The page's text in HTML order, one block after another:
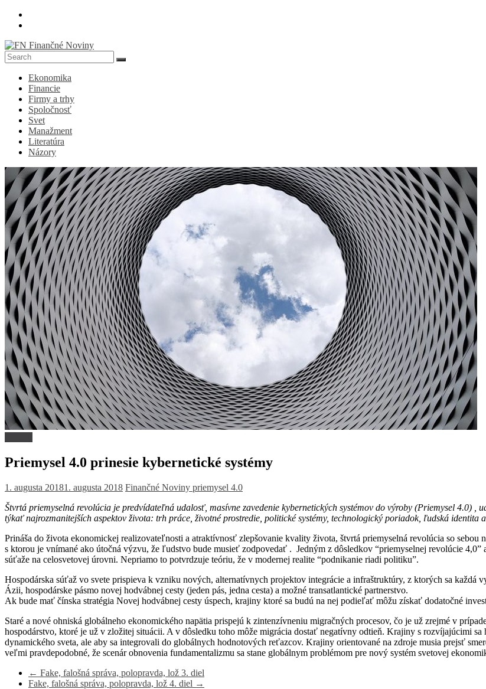
Skip
FN
Finančné
Noviny
Denník
ekonomike
spoločnosti
Ekonomika
Financie
Firmy a trhy
Spoločnosť
Svet
Manažment
Literatúra
Názory
Priemysel 4.0 prinesie kybernetické systémy
1. augusta 20181. augusta 2018 Finančné Noviny priemysel 4.0
Štvrtá priemyselná revolúcia je predvídateľná udalosť, masívne zavedenie kybernetických systémov do výroby (Priemysel 4.0)
týkať najrozmanitejších aspektov života: trh práce, životné prostredie, politické systémy, technologický poriadok, ľudská identita
Prináša do života ekonomickej realizovateľnosti a atraktívnosť zlepšovanie kvality života, štvrtá priemyselná revolúcia so sebou
s ktorou je vnímané ako útočná výzvu, že ľudstvo bude musieť zodpovedať . Jedným z dôsledkov “priemyselnej revolúcie 4,0”
súťaže na celosvetovej úrovni. Nepriamo to potvrdzuje teóriu, že v modernej realite “podnikanie riadi politiku”.
Hospodárska súťaž vo svete prispieva k vzniku nových, alternatívnych projektov integrácie a infraštruktúry, z ktorých sa
Ázii, hospodárske pásmo novej hodvábnej cesty (jeden pás, jedna cesta) a možné transatlantické partnerstvo.
Ak bude mať čínska stratégia Novej hodvábnej cesty úspech, krajiny ktoré sa budú na nej podieľať môžu získať dodatočné
Staré a nové ohniská globálneho ekonomického napätia prispejú k zintenzívneniu migračných procesov, čo je už zrejmé v
hospodárstvo, ktoré je už v zložitej situácii. A v dôsledku toho môže migrácia dostať negatívny odtieň. Krajiny s rozvíjajúcimi
dynamického sveta, ale aby sa integrovali do globálnych hodnotových reťazcov. Krajiny orientované na zdroje musia prejsť
veľmi pravdepodobné, že scenár obnovenia fundamentalizmu sa stane globálnym problémom pre nový systém svetovej
← Fake, falošná správa, polopravda, lož 3. diel
Fake, falošná správa, polopravda, lož 4. diel →